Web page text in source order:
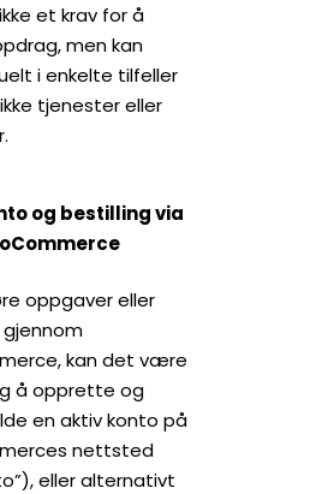
et krav for å
men kan
i enkelte tilfeller
tjenester eller
og bestilling via
oppgaver eller
kan det være
å opprette og
en aktiv konto på
nettsted
eller alternativt